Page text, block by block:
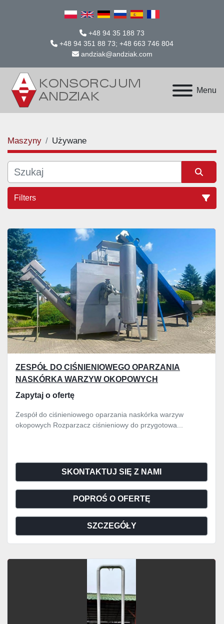
+48 94 35 188 73
+48 94 351 88 73; +48 663 746 804
andziak@andziak.com
Menu
Maszyny Używane
Filters
Wszystkie kategorie
Sortuj według
ZESPÓŁ DO CIŚNIENIOWEGO OPARZANIA
NASKÓRKA WARZYW OKOPOWYCH
Zapytaj o ofertę
Zespół do ciśnieniowego oparzania naskórka warzyw
okopowych Rozparzacz ciśnieniowy do przygotowa...
SKONTAKTUJ SIĘ Z NAMI
POPROŚ O OFERTĘ
SZCZEGÓŁY